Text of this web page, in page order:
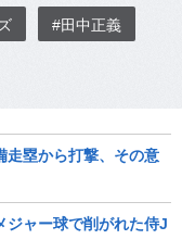
#田中正義
走塁から打撃、その意
ャー球で削がれた侍J